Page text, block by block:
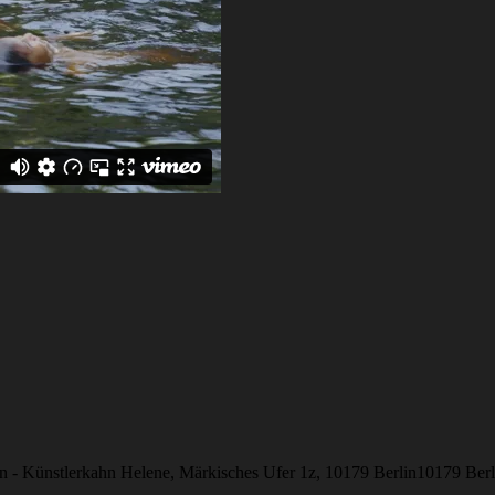
Künstlerkahn Helene, Märkisches Ufer 1z, 10179 Berlin 10179